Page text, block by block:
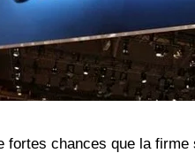
fortes chances que la
Telecom et Orange, inwi fait
prépayés d'un accès à
A 5 Dh, le client aura
valables vers WhatsApp,
Pass de 10 Dh. Notons au